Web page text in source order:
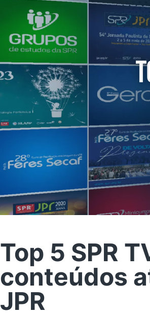
Top 5 SPR
conteúdos
JPR